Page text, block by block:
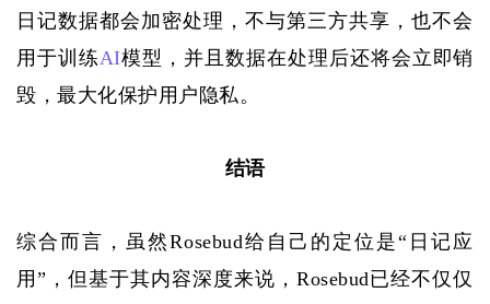
日记数据都会加密处理，不与第三方共享，也不会
用于训练AI模型，并且数据在处理后还将会立即销
毁，最大化保护用户隐私。
结语
综合而言，虽然Rosebud给自己的定位是“日记应
用”，但基于其内容深度来说，Rosebud已经不仅仅